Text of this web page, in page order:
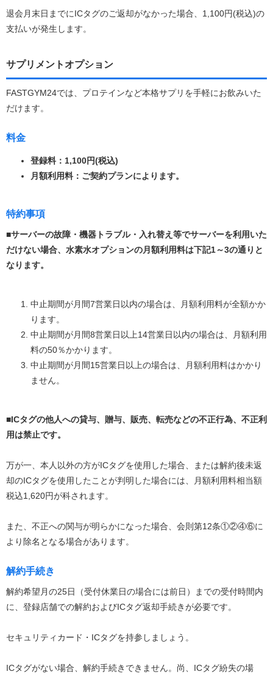
退会月末日までにICタグのご返却がなかった場合、1,100円(税込)の
支払いが発生します。
サプリメントオプション
FASTGYM24では、プロテインなど本格サプリを手軽にお飲みいた
だけます。
料金
登録料：1,100円(税込)
月額利用料：ご契約プランによります。
特約事項
■サーバーの故障・機器トラブル・入れ替え等でサーバーを利用いた
だけない場合、水素水オプションの月額利用料は下記1～3の通りと
なります。
中止期間が月間7営業日以内の場合は、月額利用料が全額かか
ります。
中止期間が月間8営業日以上14営業日以内の場合は、月額利用
料の50％かかります。
中止期間が月間15営業日以上の場合は、月額利用料はかかり
ません。
■ICタグの他人への貸与、贈与、販売、転売などの不正行為、不正利
用は禁止です。
万が一、本人以外の方がICタグを使用した場合、または解約後未返
却のICタグを使用したことが判明した場合には、月額利用料相当額
税込1,620円が科されます。
また、不正への関与が明らかになった場合、会則第12条①②④⑥に
より除名となる場合があります。
解約手続き
解約希望月の25日（受付休業日の場合には前日）までの受付時間内
に、登録店舗での解約およびICタグ返却手続きが必要です。
セキュリティカード・ICタグを持参しましょう。
ICタグがない場合、解約手続きできません。尚、ICタグ紛失の場